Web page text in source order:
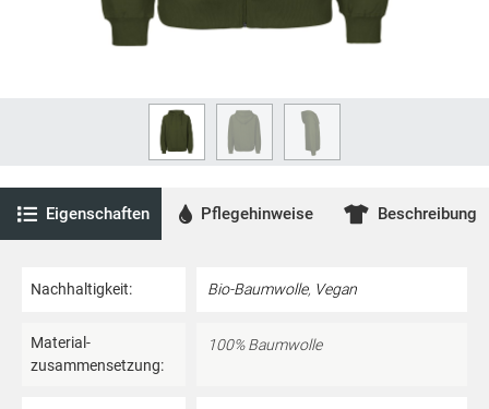
Eigenschaften Pflegehinweise Beschreibung
Nachhaltigkeit: Bio-Baumwolle, Vegan
Material­
zusammensetzung:
100% Baumwolle